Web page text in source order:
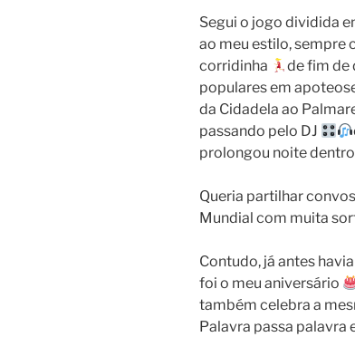
Segui o jogo dividida
ao meu estilo, sempre
corridinha
de fim de
populares em
da Cidadela ao
passando pelo DJ
prolongou noite
Queria partilhar
Mundial com muita
Contudo, já antes
foi o meu aniversário
também celebra a
Palavra passa palavra